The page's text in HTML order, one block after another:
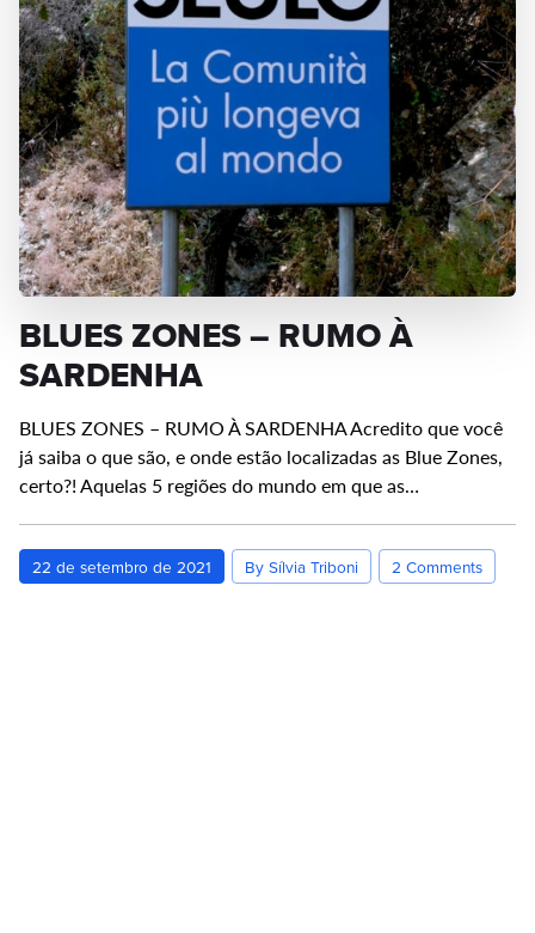
BLUES ZONES – RUMO À
SARDENHA
BLUES ZONES – RUMO À SARDENHA Acredito que você
já saiba o que são, e onde estão localizadas as Blue Zones,
certo?! Aquelas 5 regiões do mundo em que as…
22 de setembro de 2021 By Sílvia Triboni 2 Comments